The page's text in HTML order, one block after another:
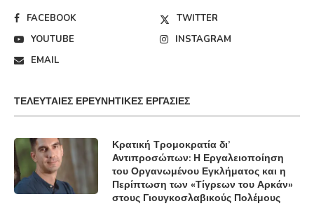
FACEBOOK
TWITTER
YOUTUBE
INSTAGRAM
EMAIL
ΤΕΛΕΥΤΑΊΕΣ ΕΡΕΥΝΗΤΙΚΈΣ ΕΡΓΑΣΊΕΣ
Κρατική Τρομοκρατία δι’
Αντιπροσώπων: Η Εργαλειοποίηση
του Οργανωμένου Εγκλήματος και η
Περίπτωση των «Τίγρεων του Αρκάν»
στους Γιουγκοσλαβικούς Πολέμους